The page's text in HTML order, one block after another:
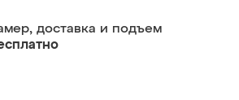
доставка и подъем